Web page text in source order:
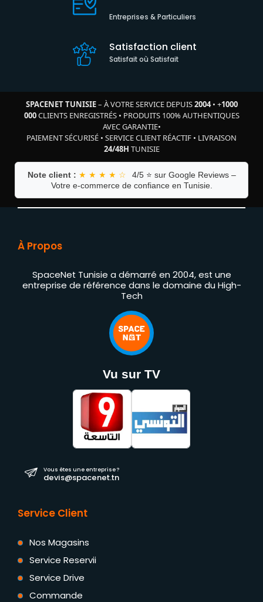
Entreprises & Particuliers
Satisfaction client
Satisfait où Satisfait
SPACENET TUNISIE– À VOTRE SERVICE DEPUIS2004• +1000
000CLIENTS ENREGISTRÉS• PRODUITS 100% AUTHENTIQUES
AVEC GARANTIE•
PAIEMENT SÉCURISÉ • SERVICE CLIENT RÉACTIF • LIVRAISON
24/48H TUNISIE
Note client : ★ ★ ★ ★ ☆
4/5 ⭐ sur Google Reviews –
Votre e-commerce de confiance en Tunisie.
À Propos
SpaceNet Tunisie a démarré en 2004, est une
entreprise de référence dans le domaine du High-
Tech
Vu sur TV
Vous êtes une entreprise ?
devis@spacenet.tn
Service Client
Nos Magasins
Service Reservii
Service Drive
Commande